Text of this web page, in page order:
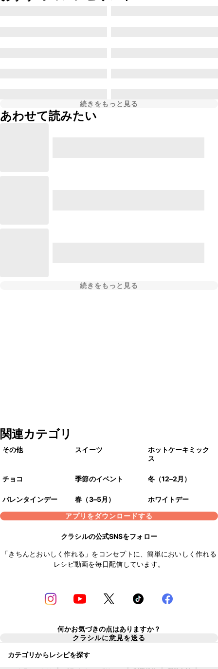
続きをもっと見る
あわせて読みたい
続きをもっと見る
関連カテゴリ
その他 スイーツ
ホットケーキミック
ス
チョコ 季節のイベント 冬（12–2月）
バレンタインデー 春（3–5月）
ホワイトデー
アプリをダウンロードする
クラシルの公式SNSをフォロー
「きちんとおいしく作れる」をコンセプトに、簡単においしく作れる
レシピ動画を毎日配信しています。
何かお気づきの点はありますか？
クラシルに意見を送る
カテゴリからレシピを探す